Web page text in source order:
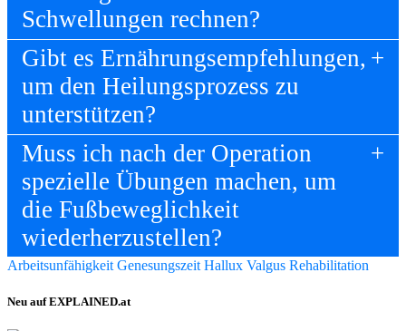
Schwellungen rechnen?
Gibt es Ernährungsempfehlungen,
um den Heilungsprozess zu
unterstützen?
Muss ich nach der Operation
spezielle Übungen machen, um
die Fußbeweglichkeit
wiederherzustellen?
Arbeitsunfähigkeit Genesungszeit Hallux Valgus Rehabilitation
Neu auf EXPLAINED.at